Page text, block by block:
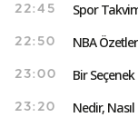
22:45 Spor
22:50 NBA Özetler
23:00 Bir
23:20 Nedir,